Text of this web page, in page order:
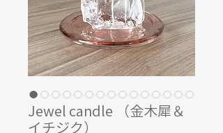
Jewel candle （金木犀＆
イチジク）